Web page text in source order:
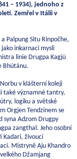
– 1934), jednoho z
Zemřel v Itálii v
Palpung Situ Rinpočhe,
inkarnaci mysli
linie Drugpa Kagjü
Bhútánu.
v klášterní koleji
také významné tantry,
logiku a světské
Orgjen Tendzinem se
syna Adzom Drugpy
zangthal. Jeho osobní
Kadari, živoucí
Mistryně Aju Khandro
Džamjang